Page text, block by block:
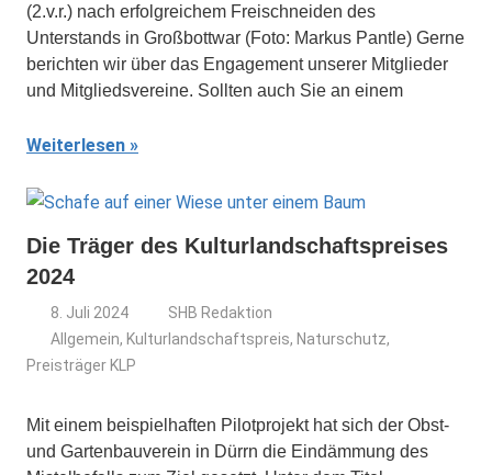
(2.v.r.) nach erfolgreichem Freischneiden des
Unterstands in Großbottwar (Foto: Markus Pantle) Gerne
berichten wir über das Engagement unserer Mitglieder
und Mitgliedsvereine. Sollten auch Sie an einem
Weiterlesen
Die Träger des Kulturlandschaftspreises
2024
8. Juli 2024
SHB Redaktion
Allgemein, Kulturlandschaftspreis, Naturschutz,
Preisträger KLP
Mit einem beispielhaften Pilotprojekt hat sich der Obst-
und Gartenbauverein in Dürrn die Eindämmung des